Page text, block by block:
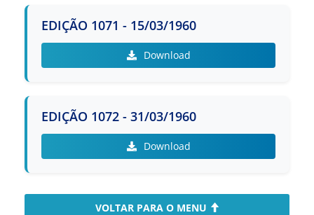
Jornal a Nova Era - 1944
Jornal a Nova Era - 1945
Jornal a Nova Era - 1947
Jornal a Nova Era - 1949
EDIÇÃO 1071 - 15/03/1960
Download
EDIÇÃO 1072 - 31/03/1960
Download
VOLTAR PARA O MENU